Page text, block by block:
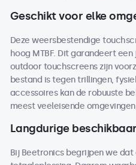
Geschikt voor elke
Deze weersbestendige
hoog MTBF. Dit garandeert
outdoor touchscreens zijn
bestand is tegen trillingen,
accessoires kan de robuuste
meest veeleisende
Langdurige
Bij Beetronics begrijpen we